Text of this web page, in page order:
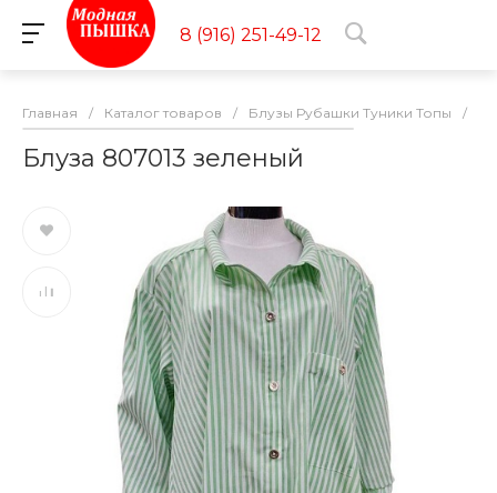
8 (916) 251-49-12
Главная / Каталог товаров / Блузы Рубашки Туники Топы /
Блуза 807013 зеленый